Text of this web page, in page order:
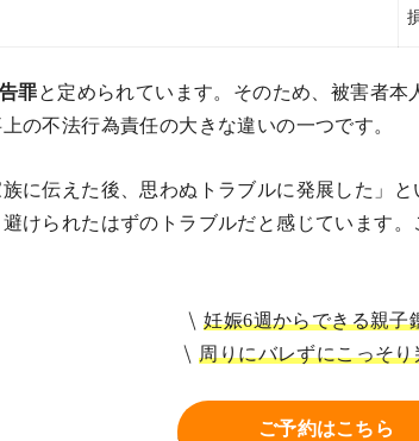
罪と定められています。そのため、被害者
の不法行為責任の大きな違いの一つです。
に伝えた後、思わぬトラブルに発展した」
けられたはずのトラブルだと感じています
妊娠6週からできる親子
周りにバレずにこっそり
ご予約はこちら